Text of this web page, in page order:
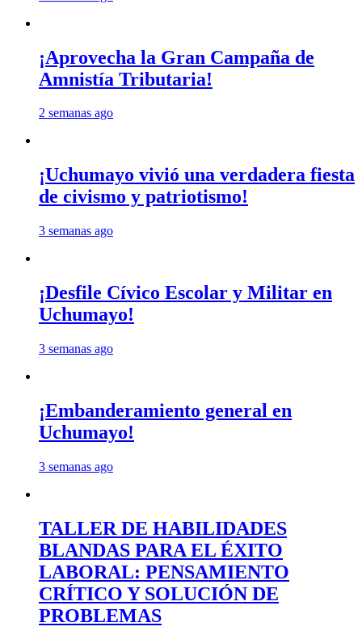
¡Aprovecha la Gran Campaña de
Amnistía Tributaria!
2 semanas ago
¡Uchumayo vivió una verdadera fiesta
de civismo y patriotismo!
3 semanas ago
¡Desfile Cívico Escolar y Militar en
Uchumayo!
3 semanas ago
¡Embanderamiento general en
Uchumayo!
3 semanas ago
TALLER DE HABILIDADES
BLANDAS PARA EL ÉXITO
LABORAL: PENSAMIENTO
CRÍTICO Y SOLUCIÓN DE
PROBLEMAS